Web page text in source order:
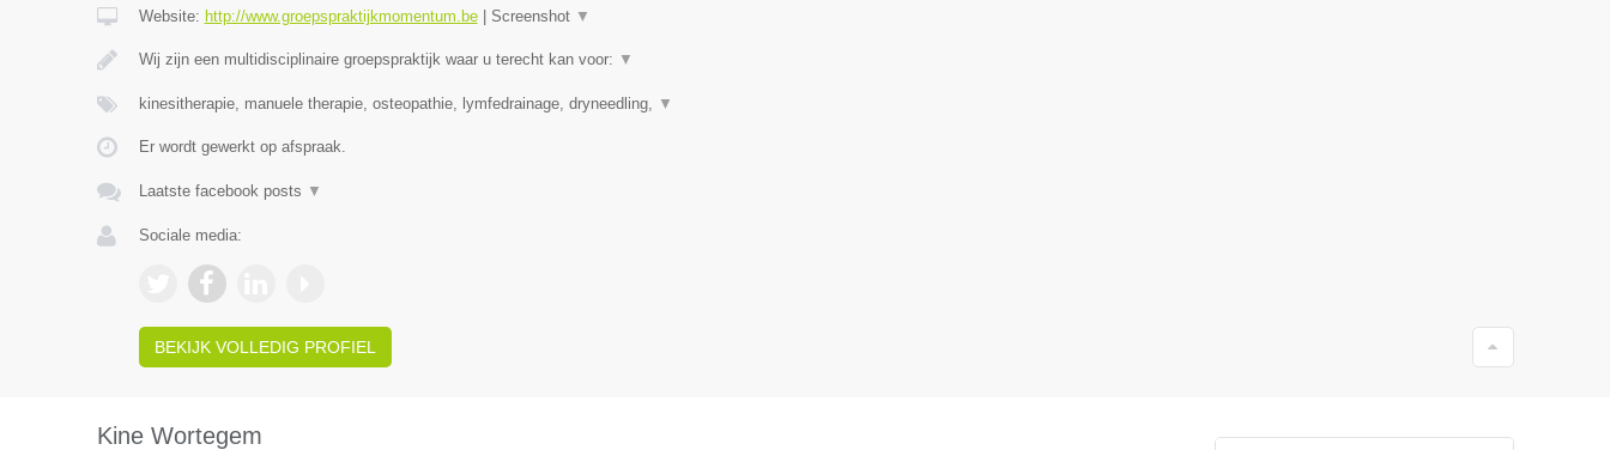
Website: http://www.groepspraktijkmomentum.be| Screenshot ▼
Wij zijn een multidisciplinaire groepspraktijk waar u terecht kan voor: ▼
kinesitherapie, manuele therapie, osteopathie, lymfedrainage, dryneedling, ▼
Er wordt gewerkt op afspraak.
Laatste facebook posts ▼
Sociale media:
BEKIJK VOLLEDIG PROFIEL
Kine Wortegem